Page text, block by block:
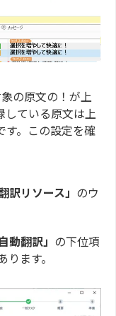
の原文の！が上
している原文は上
す。この設定を確
翻訳リソース」 のウ
動翻訳」 の下位項
ります。